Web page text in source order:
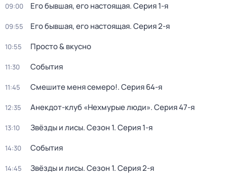
09:00 Его бывшая, его настоящая. Серия 1-я
09:55 Его бывшая, его настоящая. Серия 2-я
10:55 Просто & вкусно
11:30 События
11:45 Смешите меня семеро!. Серия 64-я
12:35 Анекдот-клуб «Нехмурые люди». Серия 47-я
13:10 Звёзды и лисы. Сезон 1. Серия 1-я
14:30 События
14:45 Звёзды и лисы. Сезон 1. Серия 2-я